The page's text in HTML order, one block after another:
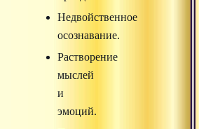
Недвойственное
осознавание.
Растворение
мыслей
и
эмоций.